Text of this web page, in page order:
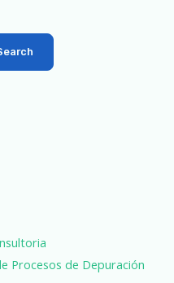
Procesos de Depuración